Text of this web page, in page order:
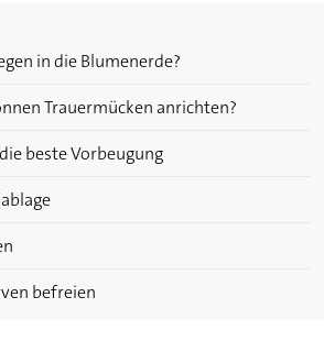
in die Blumenerde?
Trauermücken anrichten?
beste Vorbeugung
befreien